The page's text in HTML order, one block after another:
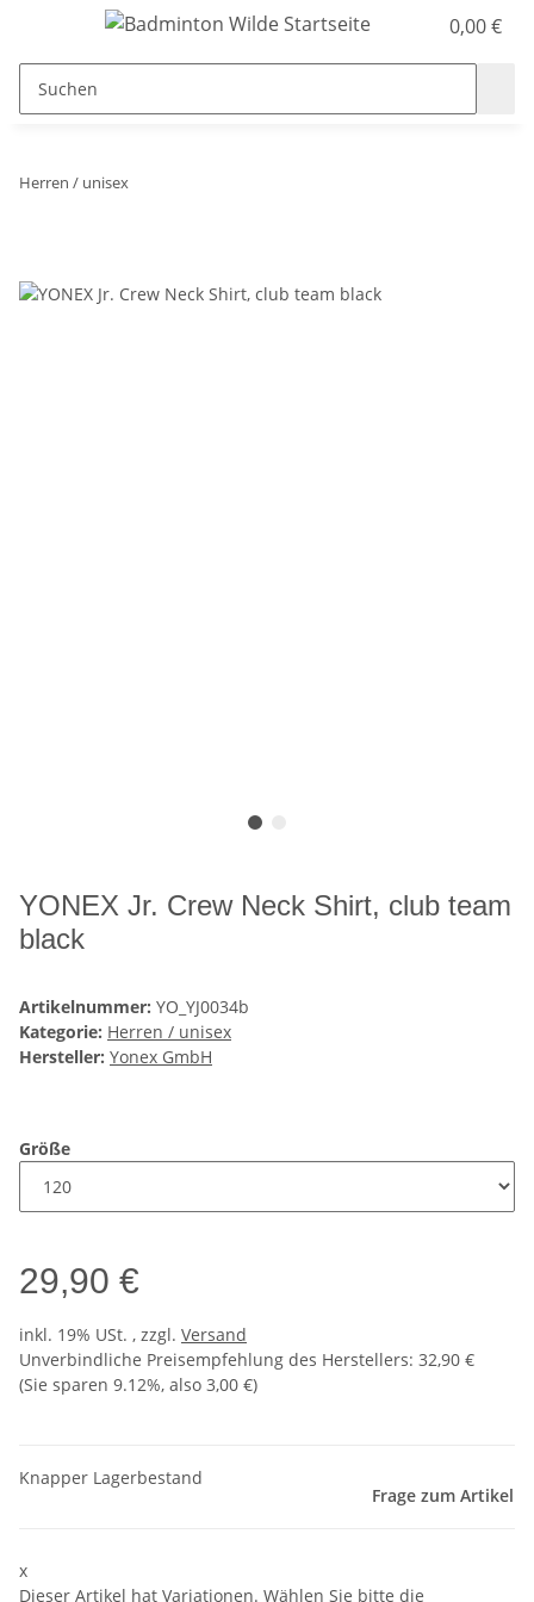
0,00 €
Herren / unisex
YONEX Jr. Crew Neck Shirt, club team
black
Artikelnummer: YO_YJ0034b
Kategorie: Herren / unisex
Hersteller: Yonex GmbH
Größe
29,90 €
inkl. 19% USt. , zzgl. Versand
Unverbindliche Preisempfehlung des Herstellers: 32,90 €
(Sie sparen 9.12%, also 3,00 €)
Knapper Lagerbestand
Frage zum Artikel
x
Dieser Artikel hat Variationen. Wählen Sie bitte die